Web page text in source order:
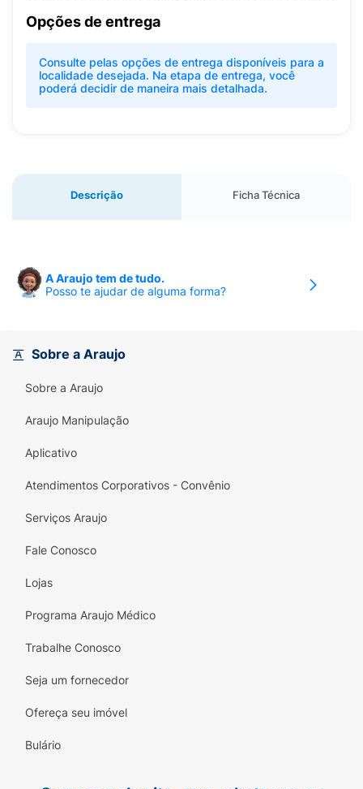
Opções de entrega
Consulte pelas opções de entrega disponíveis para a
localidade desejada. Na etapa de entrega, você
poderá decidir de maneira mais detalhada.
Descrição Ficha Técnica
A Araujo tem de tudo.
Posso te ajudar de alguma forma?
Sobre a Araujo
Sobre a Araujo
Araujo Manipulação
Aplicativo
Atendimentos Corporativos - Convênio
Serviços Araujo
Fale Conosco
Lojas
Programa Araujo Médico
Trabalhe Conosco
Seja um fornecedor
Ofereça seu imóvel
Bulário